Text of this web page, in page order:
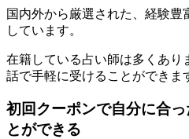
国内外から厳選された、経験
しています。
在籍している占い師は多くあり
話で手軽に受けることができま
初回クーポンで自分に合
とができる